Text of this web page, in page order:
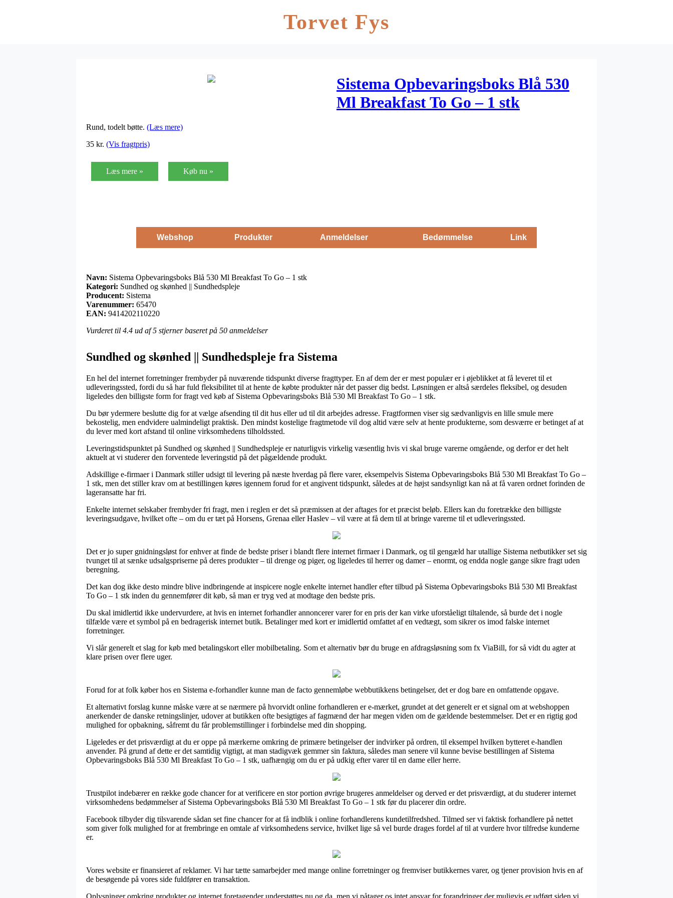
Torvet Fys
Sistema Opbevaringsboks Blå 530
Ml Breakfast To Go – 1 stk
Rund, todelt bøtte. (Læs mere)
35 kr. (Vis fragtpris)
Læs mere » Køb nu »
Webshop Produkter Anmeldelser Bedømmelse Link
Navn: Sistema Opbevaringsboks Blå 530 Ml Breakfast To Go – 1 stk
Kategori: Sundhed og skønhed || Sundhedspleje
Producent: Sistema
Varenummer: 65470
EAN: 9414202110220
Vurderet til 4.4 ud af 5 stjerner baseret på 50 anmeldelser
Sundhed og skønhed || Sundhedspleje fra Sistema
En hel del internet forretninger frembyder på nuværende tidspunkt diverse fragttyper. En af dem der er mest populær er i øjeblikket at få leveret til et
udleveringssted, fordi du så har fuld fleksibilitet til at hente de købte produkter når det passer dig bedst. Løsningen er altså særdeles fleksibel, og desuden
ligeledes den billigste form for fragt ved køb af Sistema Opbevaringsboks Blå 530 Ml Breakfast To Go – 1 stk.
Du bør ydermere beslutte dig for at vælge afsending til dit hus eller ud til dit arbejdes adresse. Fragtformen viser sig sædvanligvis en lille smule mere
bekostelig, men endvidere ualmindeligt praktisk. Den mindst kostelige fragtmetode vil dog altid være selv at hente produkterne, som desværre er betinget af at
du lever med kort afstand til online virksomhedens tilholdssted.
Leveringstidspunktet på Sundhed og skønhed || Sundhedspleje er naturligvis virkelig væsentlig hvis vi skal bruge varerne omgående, og derfor er det helt
aktuelt at vi studerer den forventede leveringstid på det pågældende produkt.
Adskillige e-firmaer i Danmark stiller udsigt til levering på næste hverdag på flere varer, eksempelvis Sistema Opbevaringsboks Blå 530 Ml Breakfast To Go –
1 stk, men det stiller krav om at bestillingen køres igennem forud for et angivent tidspunkt, således at de højst sandsynligt kan nå at få varen ordnet forinden de
lageransatte har fri.
Enkelte internet selskaber frembyder fri fragt, men i reglen er det så præmissen at der aftages for et præcist beløb. Ellers kan du foretrække den billigste
leveringsudgave, hvilket ofte – om du er tæt på Horsens, Grenaa eller Haslev – vil være at få dem til at bringe varerne til et udleveringssted.
Det er jo super gnidningsløst for enhver at finde de bedste priser i blandt flere internet firmaer i Danmark, og til gengæld har utallige Sistema netbutikker set sig
tvunget til at sænke udsalgspriserne på deres produkter – til drenge og piger, og ligeledes til herrer og damer – enormt, og endda nogle gange sikre fragt uden
beregning.
Det kan dog ikke desto mindre blive indbringende at inspicere nogle enkelte internet handler efter tilbud på Sistema Opbevaringsboks Blå 530 Ml Breakfast
To Go – 1 stk inden du gennemfører dit køb, så man er tryg ved at modtage den bedste pris.
Du skal imidlertid ikke undervurdere, at hvis en internet forhandler annoncerer varer for en pris der kan virke uforståeligt tiltalende, så burde det i nogle
tilfælde være et symbol på en bedragerisk internet butik. Betalinger med kort er imidlertid omfattet af en vedtægt, som sikrer os imod falske internet
forretninger.
Vi slår generelt et slag for køb med betalingskort eller mobilbetaling. Som et alternativ bør du bruge en afdragsløsning som fx ViaBill, for så vidt du agter at
klare prisen over flere uger.
Forud for at folk køber hos en Sistema e-forhandler kunne man de facto gennemløbe webbutikkens betingelser, det er dog bare en omfattende opgave.
Et alternativt forslag kunne måske være at se nærmere på hvorvidt online forhandleren er e-mærket, grundet at det generelt er et signal om at webshoppen
anerkender de danske retningslinjer, udover at butikken ofte besigtiges af fagmænd der har megen viden om de gældende bestemmelser. Det er en rigtig god
mulighed for opbakning, såfremt du får problemstillinger i forbindelse med din shopping.
Ligeledes er det prisværdigt at du er oppe på mærkerne omkring de primære betingelser der indvirker på ordren, til eksempel hvilken bytteret e-handlen
anvender. På grund af dette er det samtidig vigtigt, at man stadigvæk gemmer sin faktura, således man senere vil kunne bevise bestillingen af Sistema
Opbevaringsboks Blå 530 Ml Breakfast To Go – 1 stk, uafhængig om du er på udkig efter varer til en dame eller herre.
Trustpilot indebærer en række gode chancer for at verificere en stor portion øvrige brugeres anmeldelser og derved er det prisværdigt, at du studerer internet
virksomhedens bedømmelser af Sistema Opbevaringsboks Blå 530 Ml Breakfast To Go – 1 stk før du placerer din ordre.
Facebook tilbyder dig tilsvarende sådan set fine chancer for at få indblik i online forhandlerens kundetilfredshed. Tilmed ser vi faktisk forhandlere på nettet
som giver folk mulighed for at frembringe en omtale af virksomhedens service, hvilket lige så vel burde drages fordel af til at vurdere hvor tilfredse kunderne
er.
Vores website er finansieret af reklamer. Vi har tætte samarbejder med mange online forretninger og fremviser butikkernes varer, og tjener provision hvis en af
de besøgende på vores side fuldfører en transaktion.
Oplysninger omkring produkter og internet foretagender understøttes nu og da, men vi påtager os intet ansvar for forandringer der muligvis er udført siden vi